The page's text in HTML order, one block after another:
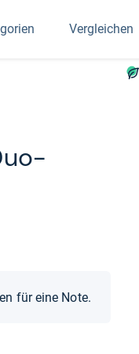
Vergleichen
für eine Note.